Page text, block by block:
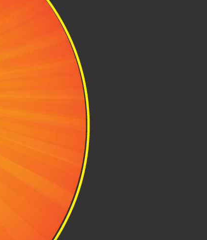
các
ngơi tại
các trò
động